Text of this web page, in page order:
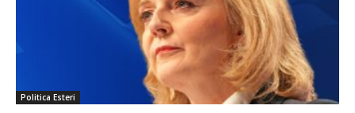
Politica Esteri